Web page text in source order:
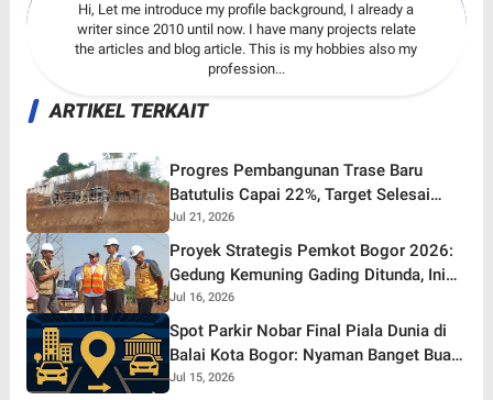
Hi, Let me introduce my profile background, I already a
writer since 2010 until now. I have many projects relate
the articles and blog article. This is my hobbies also my
profession...
ARTIKEL TERKAIT
Progres Pembangunan Trase Baru
Batutulis Capai 22%, Target Selesai
Oktober 2026!
Jul 21, 2026
Proyek Strategis Pemkot Bogor 2026:
Gedung Kemuning Gading Ditunda, Ini
yang Tetap Gaspol!
Jul 16, 2026
Spot Parkir Nobar Final Piala Dunia di
Balai Kota Bogor: Nyaman Banget Buat
Nonton Bareng!
Jul 15, 2026